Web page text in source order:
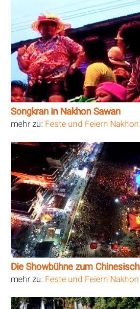
Songkran in Nakhon Sawan
mehr zu: Feste und Feiern
Die Showbühne zum
mehr zu: Feste und Feiern